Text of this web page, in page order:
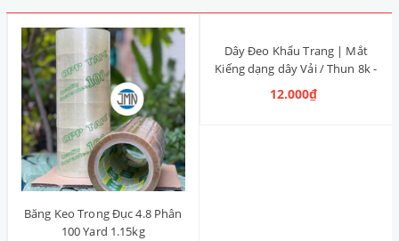
Băng Keo Trong Đục 4.8 Phân
100 Yard 1.15kg
Dây Đeo Khẩu Trang | Mắt
Kiếng dạng dây Vải / Thun 8k -
12k
12.000₫